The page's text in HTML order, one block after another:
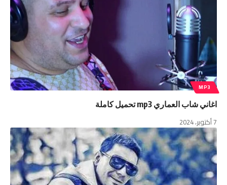
MP3
اغاني شاب العماري mp3 تحميل كاملة
7 أكتوبر، 2024